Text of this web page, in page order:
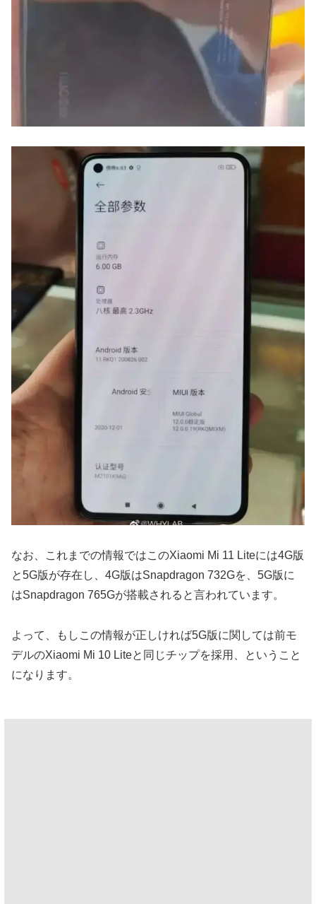
なお、これまでの情報ではこのXiaomi Mi 11 Liteには4G版
と5G版が存在し、4G版はSnapdragon 732Gを、5G版に
はSnapdragon 765Gが搭載されると言われています。
よって、もしこの情報が正しければ5G版に関しては前モ
デルのXiaomi Mi 10 Liteと同じチップを採用、ということ
になります。